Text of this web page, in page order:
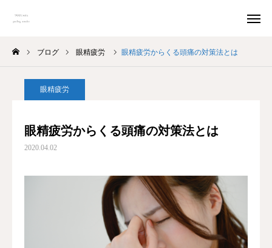
ブログ 眼精疲労 眼精疲労からくる頭痛の対策法とは
眼精疲労
眼精疲労からくる頭痛の対策法とは
2020.04.02
予約